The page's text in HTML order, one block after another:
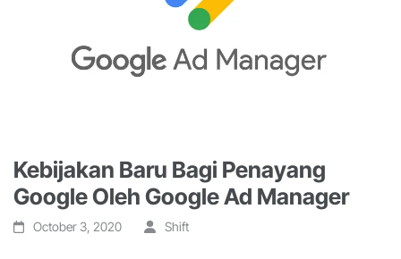
Kebijakan Baru Bagi Penayang
Google Oleh Google Ad Manager
October 3, 2020 Shift